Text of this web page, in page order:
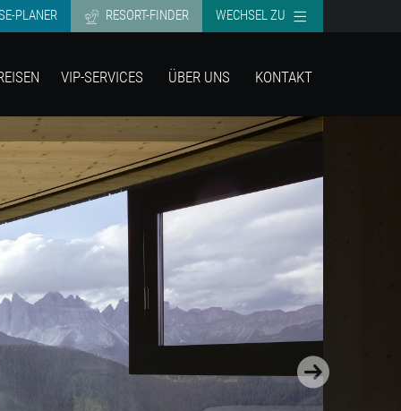
PLANER RESORT-FINDER WECHSEL ZU
VIP-SERVICES ÜBER UNS KONTAKT